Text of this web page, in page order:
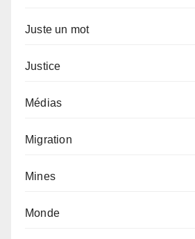
Juste un mot
Justice
Médias
Migration
Mines
Monde